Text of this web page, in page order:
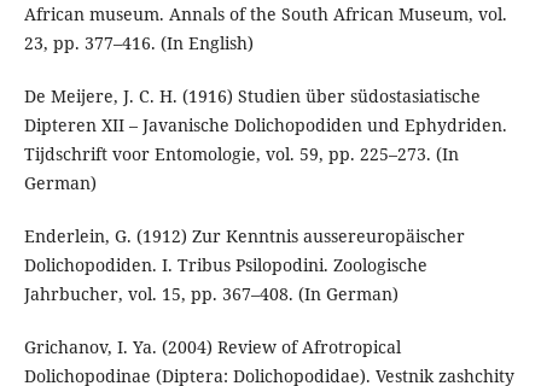
African museum. Annals of the South African Museum, vol.
23, pp. 377–416. (In English)
De Meijere, J. C. H. (1916) Studien über südostasiatische
Dipteren XII – Javanische Dolichopodiden und Ephydriden.
Tijdschrift voor Entomologie, vol. 59, pp. 225–273. (In
German)
Enderlein, G. (1912) Zur Kenntnis aussereuropäischer
Dolichopodiden. I. Tribus Psilopodini. Zoologische
Jahrbucher, vol. 15, pp. 367–408. (In German)
Grichanov, I. Ya. (2004) Review of Afrotropical
Dolichopodinae (Diptera: Dolichopodidae). Vestnik zashchity